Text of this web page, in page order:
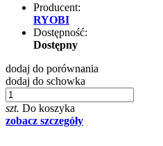
Producent:
RYOBI
Dostępność:
Dostępny
dodaj do porównania
dodaj do schowka
szt. Do koszyka
zobacz szczegóły